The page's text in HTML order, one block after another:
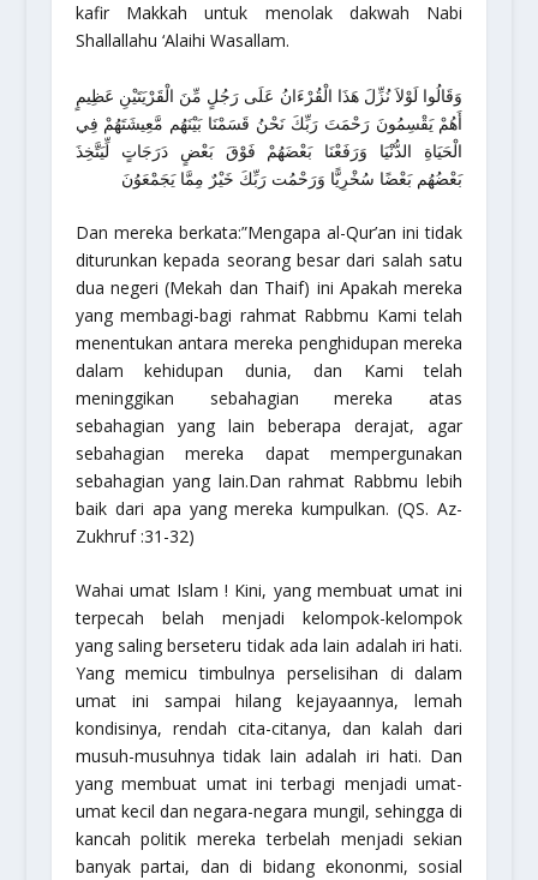
kafir Makkah untuk menolak dakwah Nabi
Shallallahu ‘Alaihi Wasallam.
وَقَالُوا لَوْلاَ نُزِّلَ هَذَا الْقُرْءَانُ عَلَى رَجُلٍ مِّنَ الْقَرْيَتَيْنِ عَظِيمٍ
أَهُمْ يَقْسِمُونَ رَحْمَتَ رَبِّكَ نَحْنُ قَسَمْنَا بَيْنَهُم مَّعِيشَتَهُمْ فِي
الْحَيَاةِ الدُّنْيَا وَرَفَعْنَا بَعْضَهُمْ فَوْقَ بَعْضٍ دَرَجَاتٍ لِّيَتَّخِذَ
بَعْضُهُم بَعْضًا سُخْرِيًّا وَرَحْمُت رَبِّكَ خَيْرٌ مِمَّا يَجَمْعَوُنَ
Dan mereka berkata:”Mengapa al-Qur’an ini tidak
diturunkan kepada seorang besar dari salah satu
dua negeri (Mekah dan Thaif) ini Apakah mereka
yang membagi-bagi rahmat Rabbmu Kami telah
menentukan antara mereka penghidupan mereka
dalam kehidupan dunia, dan Kami telah
meninggikan sebahagian mereka atas
sebahagian yang lain beberapa derajat, agar
sebahagian mereka dapat mempergunakan
sebahagian yang lain.Dan rahmat Rabbmu lebih
baik dari apa yang mereka kumpulkan. (QS. Az-
Zukhruf :31-32)
Wahai umat Islam ! Kini, yang membuat umat ini
terpecah belah menjadi kelompok-kelompok
yang saling berseteru tidak ada lain adalah iri hati.
Yang memicu timbulnya perselisihan di dalam
umat ini sampai hilang kejayaannya, lemah
kondisinya, rendah cita-citanya, dan kalah dari
musuh-musuhnya tidak lain adalah iri hati. Dan
yang membuat umat ini terbagi menjadi umat-
umat kecil dan negara-negara mungil, sehingga di
kancah politik mereka terbelah menjadi sekian
banyak partai, dan di bidang ekononmi, sosial